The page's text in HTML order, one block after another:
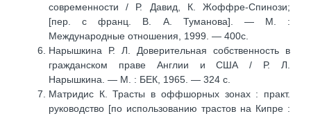
современности / Р. Давид, К. Жоффре-Спинози;
[пер. с франц. В. А. Туманова]. — М. :
Международные отношения, 1999. — 400с.
Нарышкина Р. Л. Доверительная собственность в
гражданском праве Англии и США / Р. Л.
Нарышкина. — М. : БЕК, 1965. — 324 с.
Матридис К. Трасты в оффшорных зонах : практ.
руководство [по использованию трастов на Кипре :